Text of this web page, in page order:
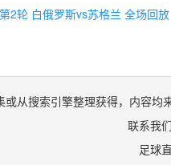
2轮 白俄罗斯vs苏格兰 全场回放
从搜索引擎整理获得，内容均
联系我们
足球